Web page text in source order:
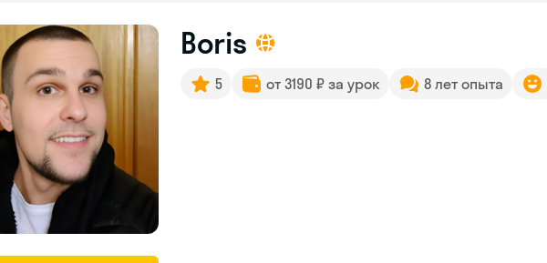
Boris
5 от 3190 ₽ за урок 8 лет опыта